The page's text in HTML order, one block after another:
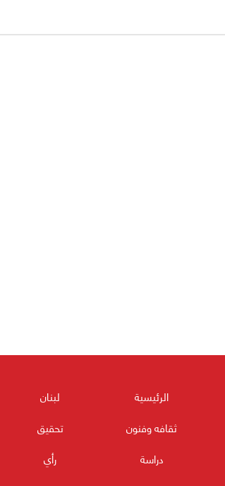
الرئيسية لبنان
ثقافه وفنون
تحقيق
دراسة
رأي